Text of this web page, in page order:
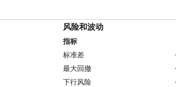
风险和波动
指标
标准差
最大回撤
下行风险